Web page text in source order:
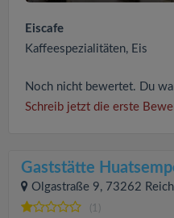
Eiscafe
Kaffeespezialitäten, Eis
Noch nicht bewertet. Du
Schreib jetzt die erste
Gaststätte
Olgastraße 9, 73262
(1)